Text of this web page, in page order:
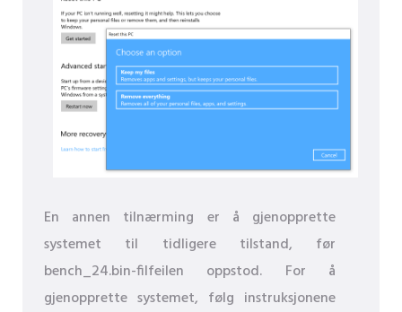
En annen tilnærming er å gjenopprette
systemet til tidligere tilstand, før
bench_24.bin-filfeilen oppstod. For å
gjenopprette systemet, følg instruksjonene